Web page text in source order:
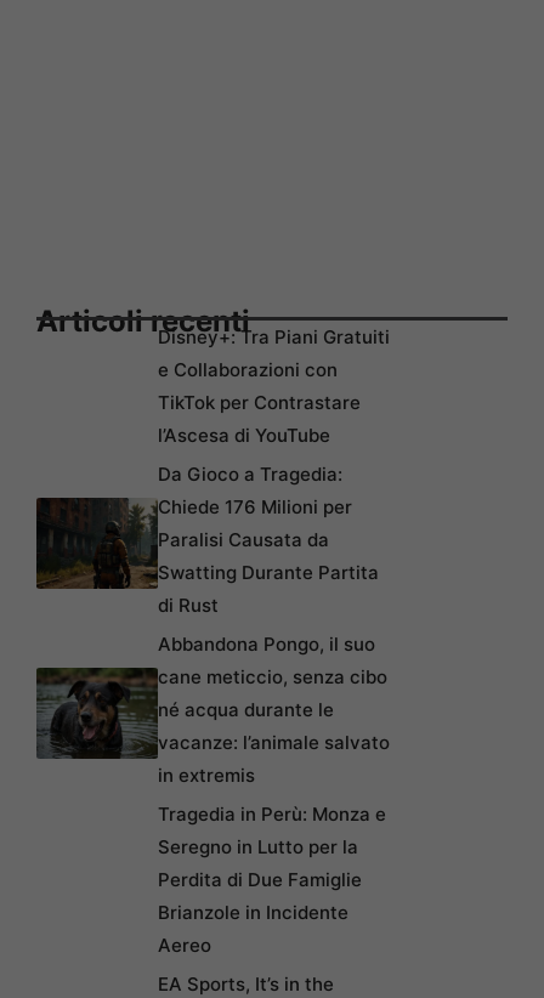
Articoli recentiDisney+: Tra Piani Gratuiti
e Collaborazioni con
TikTok per Contrastare
l’Ascesa di YouTube
Da Gioco a Tragedia:
Chiede 176 Milioni per
Paralisi Causata da
Swatting Durante Partita
di Rust
Abbandona Pongo, il suo
cane meticcio, senza cibo
né acqua durante le
vacanze: l’animale salvato
in extremis
Tragedia in Perù: Monza e
Seregno in Lutto per la
Perdita di Due Famiglie
Brianzole in Incidente
Aereo
EA Sports, It’s in the